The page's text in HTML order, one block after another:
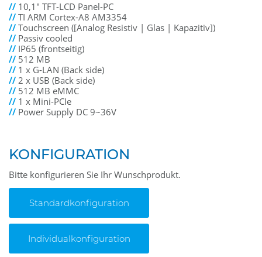
// 10,1" TFT-LCD Panel-PC
//TI ARM Cortex-A8 AM3354
//Touchscreen ([Analog Resistiv | Glas | Kapazitiv])
// Passiv cooled
// IP65 (frontseitig)
// 512 MB
// 1 x G-LAN (Back side)
//2 x USB (Back side)
// 512 MB eMMC
// 1 x Mini-PCIe
// Power Supply DC 9~36V
KONFIGURATION
Bitte konfigurieren Sie Ihr Wunschprodukt.
Standardkonfiguration
Individualkonfiguration